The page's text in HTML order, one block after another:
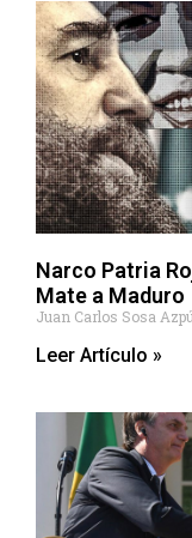
Narco Patria
Mate a Maduro
Juan Carlos Sosa
Leer Artículo »